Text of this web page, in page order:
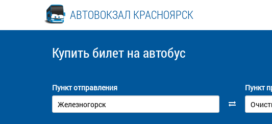
АВТОВОКЗАЛ КРАСНОЯРСК
Купить билет на автобус
Пункт отправления Пункт